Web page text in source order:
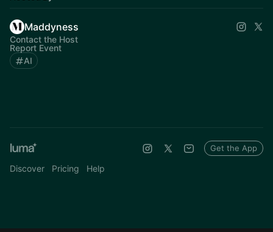
Maddyness
Contact the Host
Report Event
AI
Discover Pricing Help
Get the App